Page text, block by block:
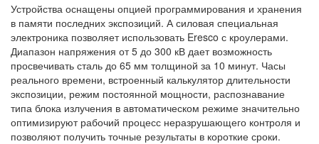
Устройства оснащены опцией программирования и хранения
в памяти последних экспозиций. А силовая специальная
электроника позволяет использовать Eresco с кроулерами.
Диапазон напряжения от 5 до 300 кВ дает возможность
просвечивать сталь до 65 мм толщиной за 10 минут. Часы
реального времени, встроенный калькулятор длительности
экспозиции, режим постоянной мощности, распознавание
типа блока излучения в автоматическом режиме значительно
оптимизируют рабочий процесс неразрушающего контроля и
позволяют получить точные результаты в короткие сроки.